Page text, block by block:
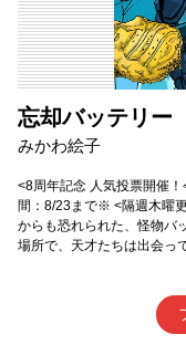
忘却バッテリー
みかわ絵子
<8周年記念 人気投票開催
間：8/23まで※ <隔週木曜
からも恐れられた、怪物バ
場所で、天才たちは出会っ